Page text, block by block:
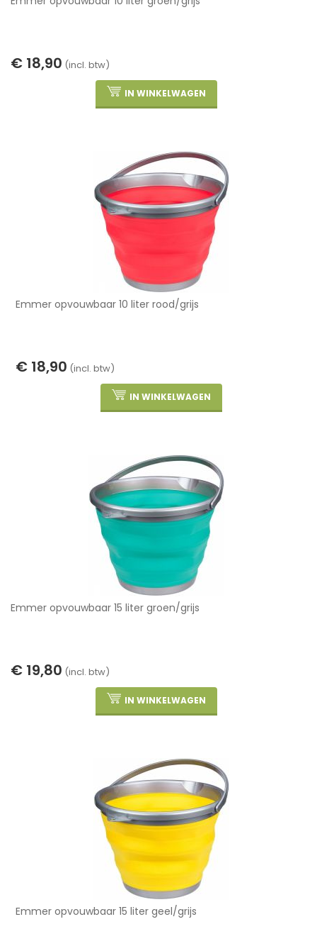
€ 18,90 (incl. btw)
IN WINKELWAGEN
Emmer opvouwbaar 10 liter rood/grijs
€ 18,90 (incl. btw)
IN WINKELWAGEN
Emmer opvouwbaar 15 liter groen/grijs
€ 19,80 (incl. btw)
IN WINKELWAGEN
Emmer opvouwbaar 15 liter geel/grijs